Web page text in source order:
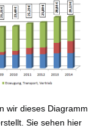
wir dieses Diagramm
Sie sehen hier